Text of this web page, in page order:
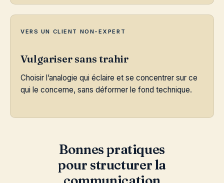
VERS UN CLIENT NON-EXPERT
Vulgariser sans trahir
Choisir l’analogie qui éclaire et se concentrer sur ce
qui le concerne, sans déformer le fond technique.
Bonnes pratiques
pour structurer la